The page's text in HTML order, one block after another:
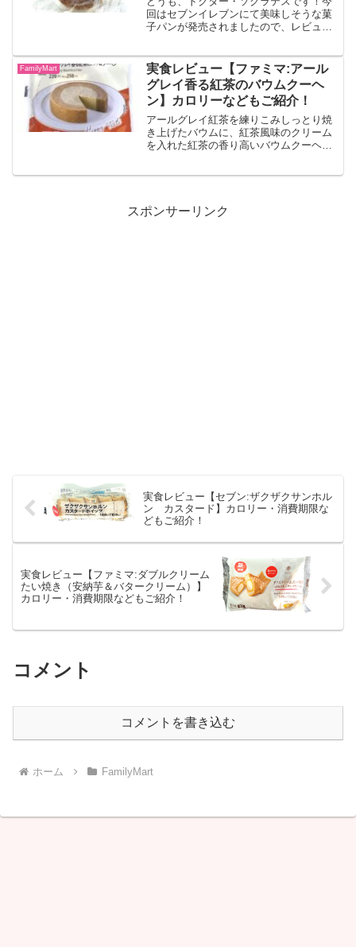
回はセブンイレブンにて美味しそうな菓
子パンが発売されましたので、レビュー
コーヒーシナモンクリームを巻き込み、
シュガーコーチングをかけ...
FamilyMart
実食レビュー【ファミマ:アール
グレイ香る紅茶のバウムクーヘ
ン】カロリーなどもご紹介！
アールグレイ紅茶を練りこみしっとり焼
き上げたバウムに、紅茶風味のクリーム
を入れた紅茶の香り高いバウムクーヘン
スポンサーリンク
実食レビュー【セブン:ザクザクサンホル
ン カスタード】カロリー・消費期限な
どもご紹介！
実食レビュー【ファミマ:ダブルクリーム
たい焼き（安納芋＆バタークリーム）】
カロリー・消費期限などもご紹介！
コメント
コメントを書き込む
ホーム FamilyMart